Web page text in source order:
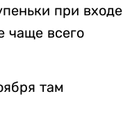
при входе
чаще всего
там